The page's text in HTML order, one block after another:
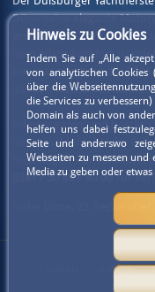
Düne seine elegante
großzügige, marineblaue
dem edlen Komfort zu
Innenausstattung der
auf den Weiten der Meere.
Interessenten sind
Voranmeldung bei der
besichtigen. Für
0381 / 50 40 – 80 00zur
Hohe Düne, 22.
Anfrage
Hinweis zu Cookies
Indem Sie auf „Alle
von analytischen
über die
die Services zu
Domain als auch von
helfen uns dabei
Seite und anderswo
Webseiten zu messen und
Media zu geben oder